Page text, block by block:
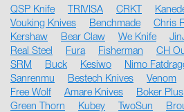
QSP Knife TRIVISA CRKT
Vouking Knives
Benchmade Chris
Kershaw
Bear Claw We Knife
Real Steel
Fura Fisherman CH
SRM
Buck Kesiwo Nimo
Sanrenmu
Bestech Knives Venom
Free Wolf
Amare Knives Boker Plus
Green Thorn
Kubey TwoSun